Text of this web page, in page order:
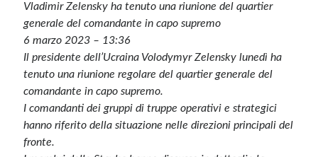
Vladimir Zelensky ha tenuto una riunione del quartier
generale del comandante in capo supremo
6 marzo 2023 – 13:36
Il presidente dell’Ucraina Volodymyr Zelensky lunedì ha
tenuto una riunione regolare del quartier generale del
comandante in capo supremo.
I comandanti dei gruppi di truppe operativi e strategici
hanno riferito della situazione nelle direzioni principali del
fronte.